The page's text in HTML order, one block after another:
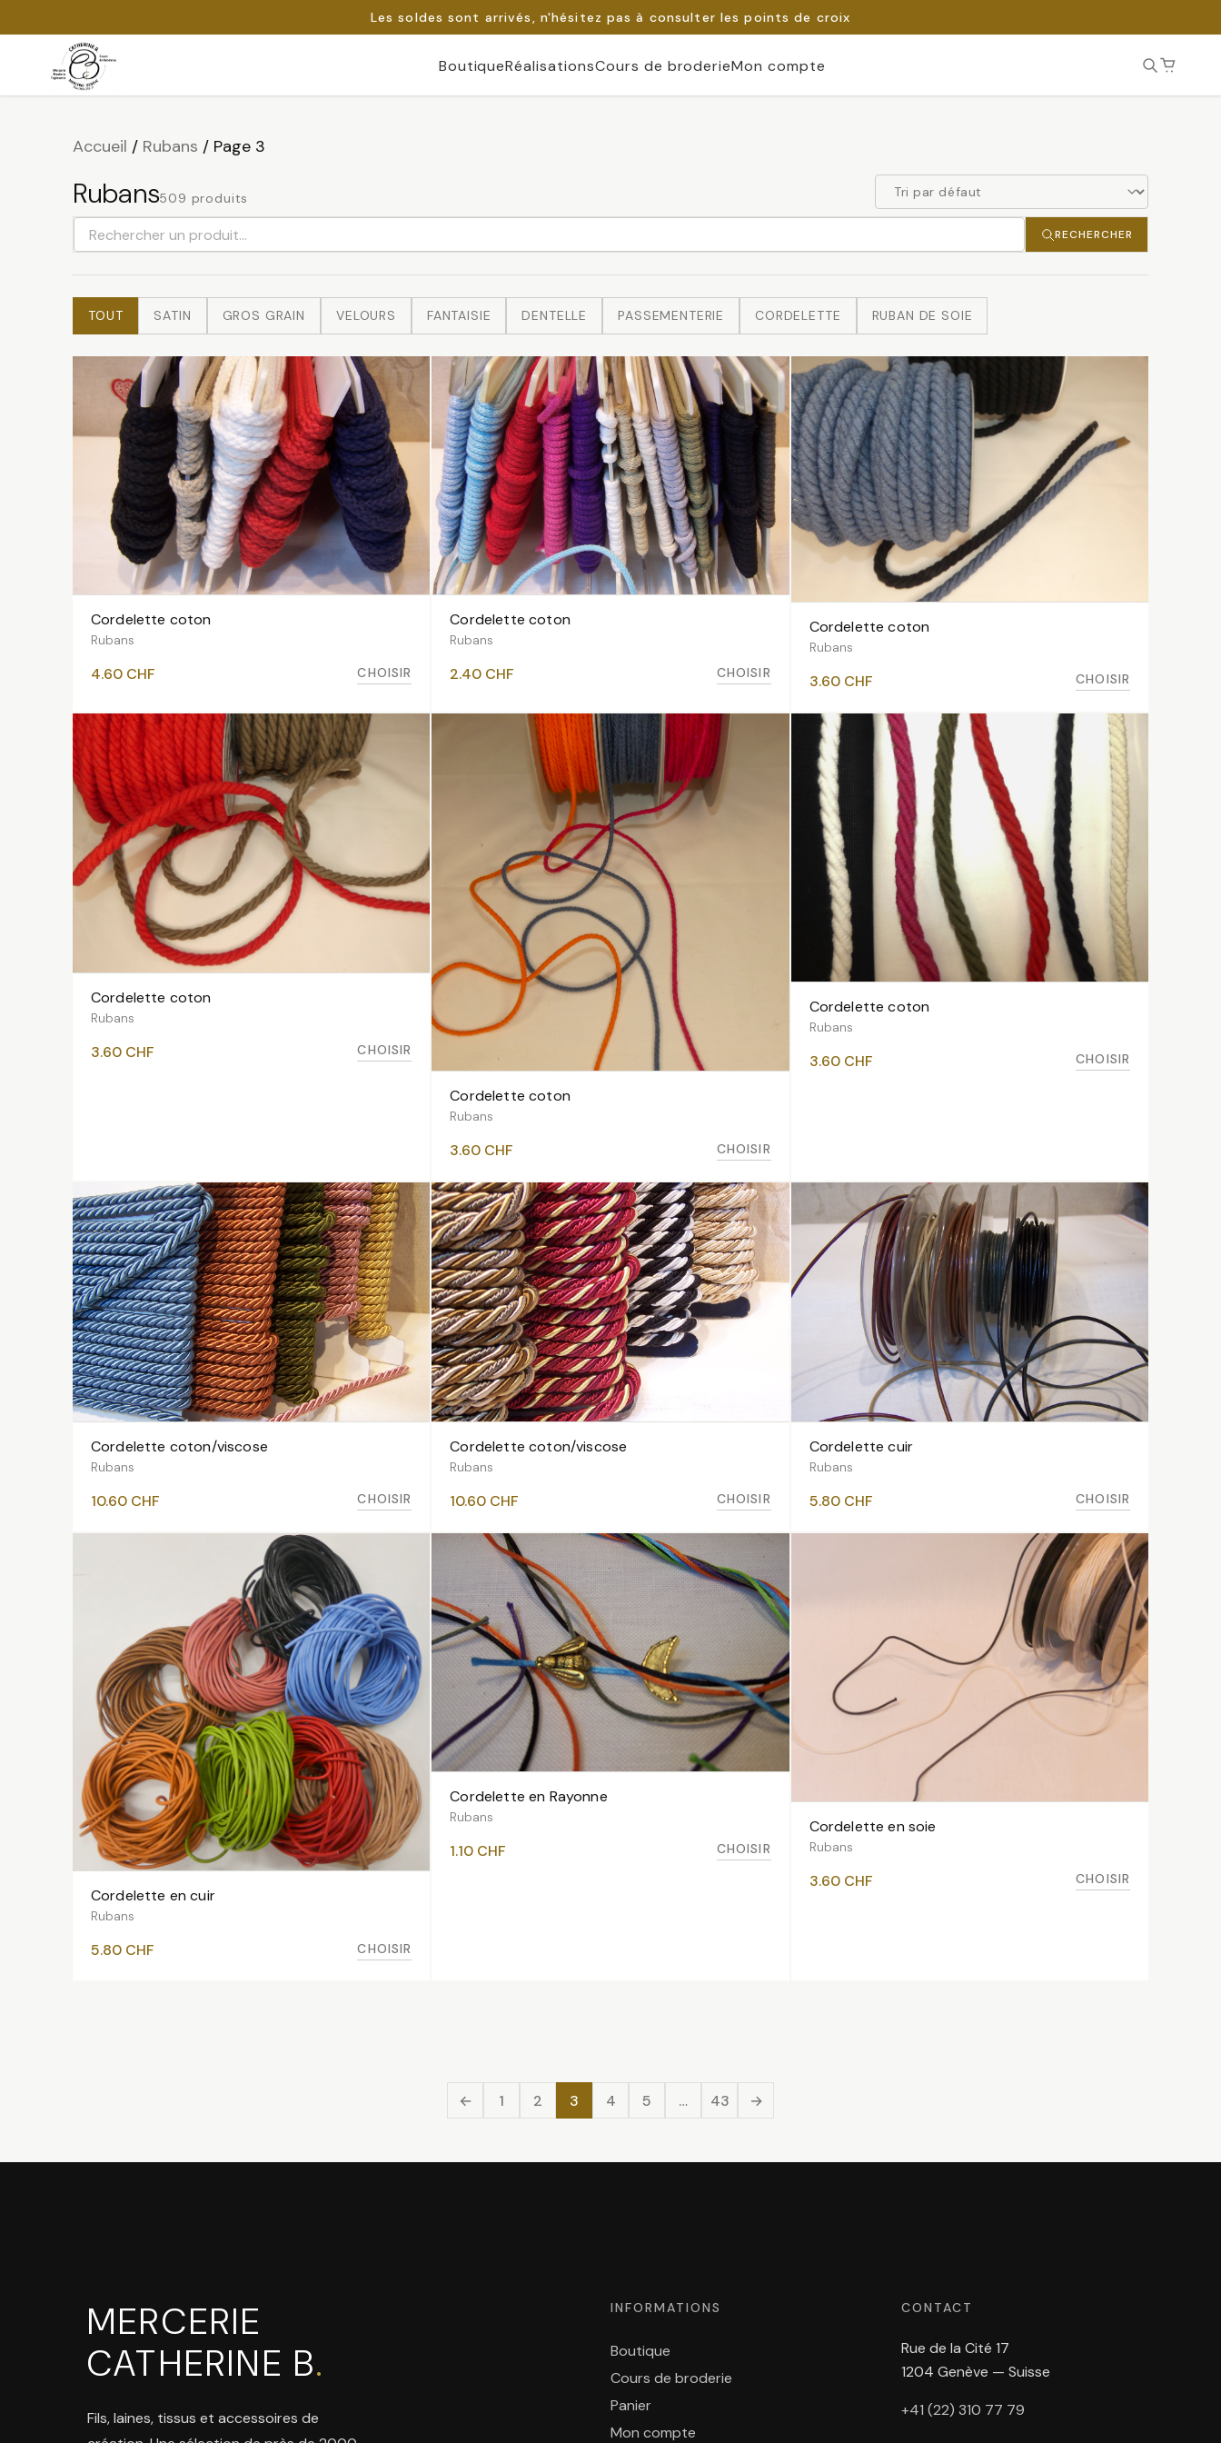
Les soldes sont arrivés, n'hésitez pas à consulter les points de croix
Passer
BoutiqueRéalisationsCours de broderieMon compte
Accueil / Rubans / Page 3
Rubans509 produits
Rechercher
un
produit
RECHERCHER
TOUT SATIN GROS GRAIN VELOURS FANTAISIE DENTELLE PASSEMENTERIE CORDELETTE RUBAN DE SOIE
VOIR LES VARIANTES
Cordelette coton
Rubans
4.60 CHF CHOISIR
VOIR LES VARIANTES
Cordelette coton
Rubans
2.40 CHF CHOISIR
VOIR LES VARIANTES
Cordelette coton
Rubans
3.60 CHF CHOISIR
VOIR LES VARIANTES
Cordelette coton
Rubans
3.60 CHF CHOISIR
VOIR LES VARIANTES
Cordelette coton
Rubans
3.60 CHF CHOISIR
VOIR LES VARIANTES
Cordelette coton
Rubans
3.60 CHF CHOISIR
VOIR LES VARIANTES
Cordelette coton/viscose
Rubans
10.60 CHF CHOISIR
VOIR LES VARIANTES
Cordelette coton/viscose
Rubans
10.60 CHF CHOISIR
VOIR LES VARIANTES
Cordelette cuir
Rubans
5.80 CHF CHOISIR
VOIR LES VARIANTES
Cordelette en cuir
Rubans
5.80 CHF CHOISIR
VOIR LES VARIANTES
Cordelette en Rayonne
Rubans
1.10 CHF CHOISIR
VOIR LES VARIANTES
Cordelette en soie
Rubans
3.60 CHF CHOISIR
← 1 2 3 4 5 … 43 →
MERCERIE
CATHERINE B.
Fils, laines, tissus et accessoires de
INFORMATIONS
Boutique
Cours de broderie
Panier
Mon compte
CONTACT
Rue de la Cité 17
1204 Genève — Suisse
+41 (22) 310 77 79